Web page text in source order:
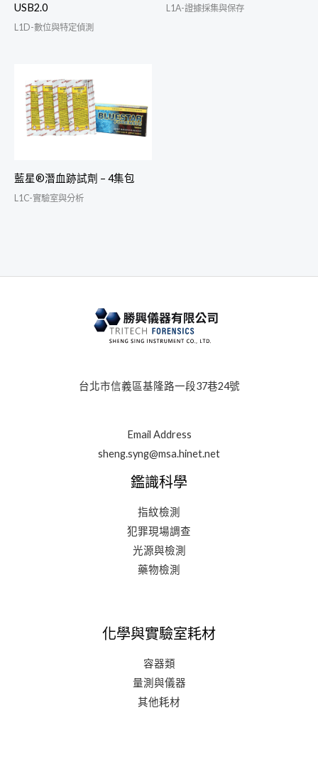
USB2.0
L1D-數位與特定偵測
L1A-證據採集與保存
藍星®潛血跡試劑 – 4集包
L1C-實驗室與分析
台北市信義區基隆路一段37巷24號
Email Address
sheng.syng@msa.hinet.net
鑑識科學
指紋檢測
犯罪現場調查
光源與檢測
藥物檢測
化學與實驗室耗材
容器類
量測與儀器
其他耗材